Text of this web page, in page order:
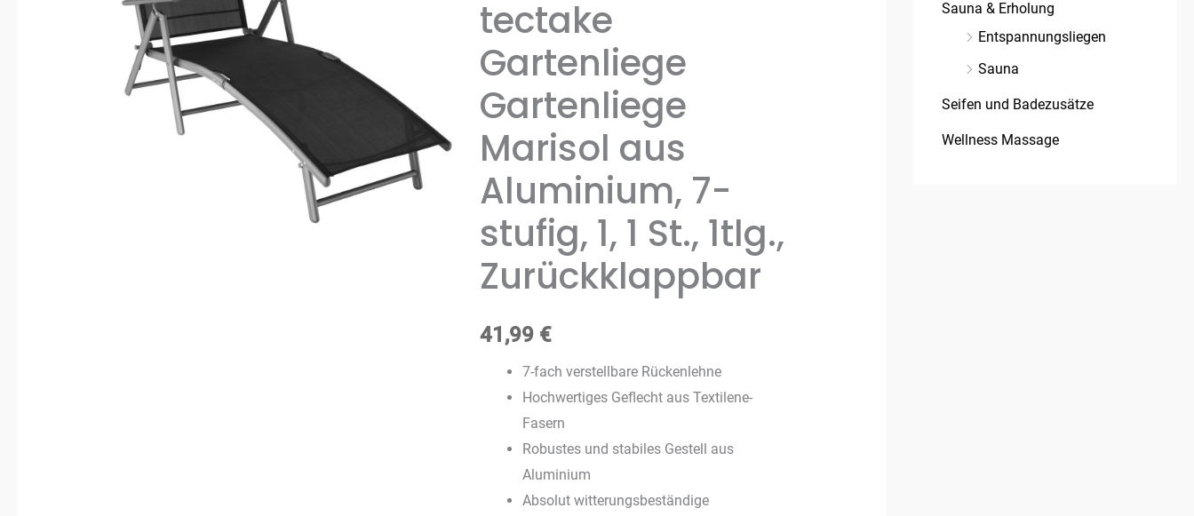
tectake
Gartenliege
Gartenliege
Marisol aus
Aluminium, 7-
stufig, 1, 1 St., 1tlg.,
Zurückklappbar
41,99 €
7-fach verstellbare Rückenlehne
Hochwertiges Geflecht aus Textilene-
Fasern
Robustes und stabiles Gestell aus
Aluminium
Absolut witterungsbeständige
Sauna & Erholung
Entspannungsliegen
Sauna
Seifen und Badezusätze
Wellness Massage